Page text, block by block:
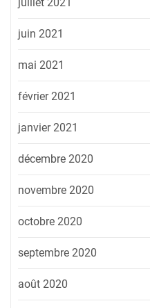
juin 2021
mai 2021
février 2021
janvier 2021
décembre 2020
novembre 2020
octobre 2020
septembre 2020
août 2020